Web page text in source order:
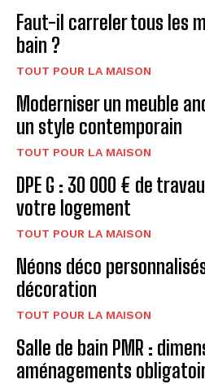
Faut-il carreler tous les
bain ?
TOUT POUR LA MAISON
Moderniser un meuble
un style contemporain
TOUT POUR LA MAISON
DPE G : 30 000 € de
votre logement
TOUT POUR LA MAISON
Néons déco
décoration
TOUT POUR LA MAISON
Salle de bain PMR :
aménagements